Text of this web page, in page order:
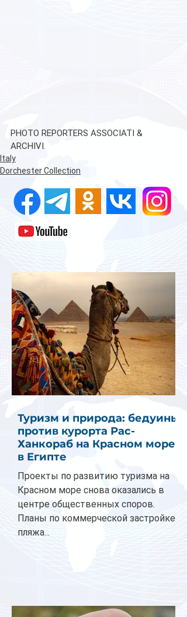
PHOTO REPORTERS ASSOCIATI &
ARCHIVI.
Italy
Dorchester Collection
Туризм и природа: бедуины
против курорта Рас-
Ханкораб на Красном море
в Египте
Проекты по развитию туризма на
Красном море снова оказались в
центре общественных споров.
Планы по коммерческой застройке
пляжа...